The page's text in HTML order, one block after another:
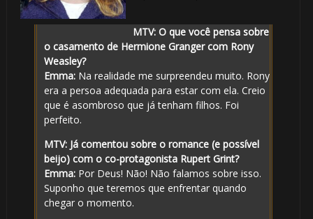
MTV: O que você pensa sobre
o casamento de Hermione Granger com Rony
Weasley?
Emma:Na realidade me surpreendeu muito. Rony
era a persoa adequada para estar com ela. Creio
que é asombroso que já tenham filhos. Foi
perfeito.
MTV: Já comentou sobre o romance (e possível
beijo) com o co-protagonista Rupert Grint?
Emma:Por Deus! Não! Não falamos sobre isso.
Suponho que teremos que enfrentar quando
chegar o momento.